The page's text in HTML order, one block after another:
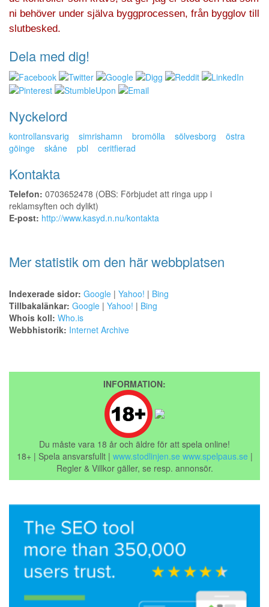
ni behöver under själva byggprocessen, från bygglov till
slutbesked.
Dela med dig!
Nyckelord
kontrollansvarig simrishamn bromölla sölvesborg
östra
göinge
skåne pbl ceritfierad
Kontakta
Telefon: 0703652478 (OBS: Förbjudet att ringa upp i
reklamsyften och dylikt)
E-post: http://www.kasyd.n.nu/kontakta
Mer statistik om den här webbplatsen
Indexerade sidor: Google | Yahoo! | Bing
Tillbakalänkar: Google | Yahoo! | Bing
Whois koll: Who.is
Webbhistorik: Internet Archive
INFORMATION:
Du måste vara 18 år och äldre för att spela online!
18+ | Spela ansvarsfullt | www.stodlinjen.se www.spelpaus.se |
Regler & Villkor gäller, se resp. annonsör.